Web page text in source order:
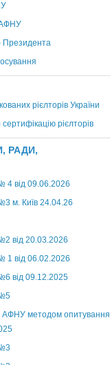
АФНУ
Президента
рієлторів України
рієлторів
РАДИ,
4 від 09.06.2026
м. Київ 24.04.26
від 20.03.2026
1 від 06.02.2026
від 09.12.2025
методом опитування